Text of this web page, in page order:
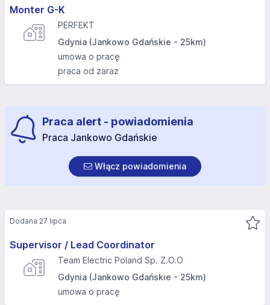
Monter G-K
PERFEKT
Gdynia (Jankowo Gdańskie - 25km)
umowa o pracę
praca od zaraz
Praca alert - powiadomienia
Praca Jankowo Gdańskie
Włącz powiadomienia
Supervisor / Lead Coordinator
Team Electric Poland Sp. Z.O.O
Gdynia (Jankowo Gdańskie - 25km)
umowa o pracę
Dodana 27 lipca